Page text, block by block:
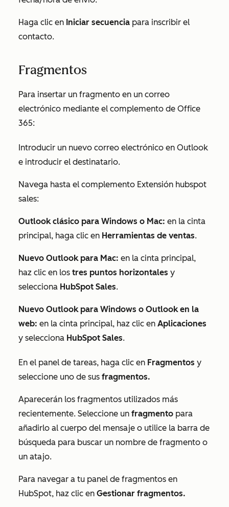
Haga clic en Iniciar secuencia para inscribir el
contacto.
Fragmentos
Para insertar un fragmento en un correo
electrónico mediante el complemento de Office
365:
Introducir un nuevo correo electrónico en Outlook
e introducir el destinatario.
Navega hasta el complemento Extensión hubspot
sales:
Outlook clásico para Windows o Mac: en la cinta
principal, haga clic en Herramientas de ventas.
Nuevo Outlook para Mac: en la cinta principal,
haz clic en los tres puntos horizontales y
selecciona HubSpot Sales.
Nuevo Outlook para Windows o Outlook en la
web: en la cinta principal, haz clic en Aplicaciones
y selecciona HubSpot Sales.
En el panel de tareas, haga clic en Fragmentos y
seleccione uno de sus fragmentos.
Aparecerán los fragmentos utilizados más
recientemente. Seleccione un fragmento para
añadirlo al cuerpo del mensaje o utilice la barra de
búsqueda para buscar un nombre de fragmento o
un atajo.
Para navegar a tu panel de fragmentos en
HubSpot, haz clic en Gestionar fragmentos.